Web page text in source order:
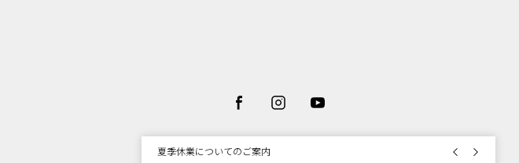
エコラッピング及びエコポイント付与のご案内
ご注文いただいたお品物のお届け状況について
夏季休業についてのご案内
WEB Limited Items >>
採用のご案内
悪質な偽サイトにご注意ください
エコラッピング及びエコポイント付与のご案内
ご注文いただいたお品物のお届け状況について
前の画像次の画像